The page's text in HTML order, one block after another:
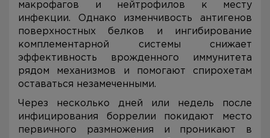
макрофагов и нейтрофилов к месту
инфекции. Однако изменчивость антигенов
поверхностных белков и ингибирование
комплементарной системы снижает
эффективность врожденного иммунитета
рядом механизмов и помогают спирохетам
оставаться незамеченными.
Через несколько дней или недель после
инфицирования боррелии покидают место
первичного размножения и проникают в